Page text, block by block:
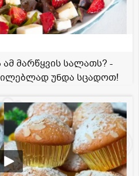
მარწყვის სალათს? -
უნდა სცადოთ!